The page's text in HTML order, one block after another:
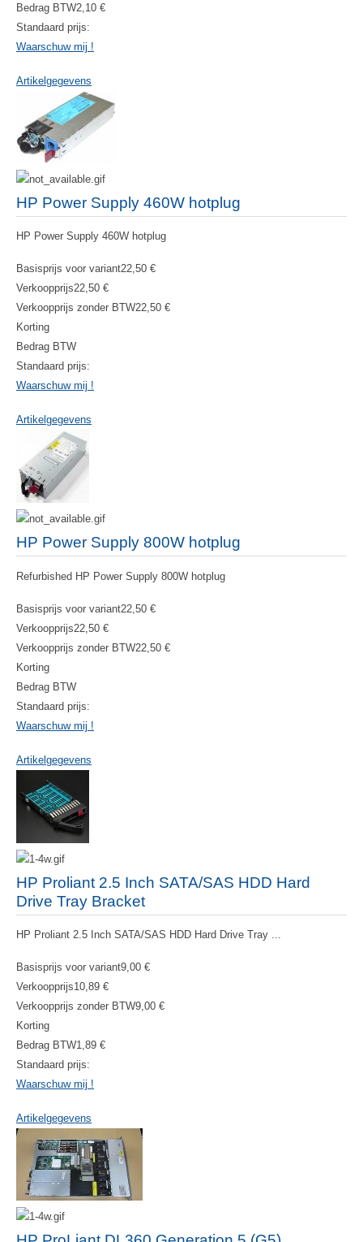
Bedrag BTW2,10 €
Standaard prijs:
Waarschuw mij !
Artikelgegevens
HP Power Supply 460W hotplug
HP Power Supply 460W hotplug
Basisprijs voor variant22,50 €
Verkoopprijs22,50 €
Verkoopprijs zonder BTW22,50 €
Korting
Bedrag BTW
Standaard prijs:
Waarschuw mij !
Artikelgegevens
HP Power Supply 800W hotplug
Refurbished HP Power Supply 800W hotplug
Basisprijs voor variant22,50 €
Verkoopprijs22,50 €
Verkoopprijs zonder BTW22,50 €
Korting
Bedrag BTW
Standaard prijs:
Waarschuw mij !
Artikelgegevens
HP Proliant 2.5 Inch SATA/SAS HDD Hard
Drive Tray Bracket
HP Proliant 2.5 Inch SATA/SAS HDD Hard Drive Tray ...
Basisprijs voor variant9,00 €
Verkoopprijs10,89 €
Verkoopprijs zonder BTW9,00 €
Korting
Bedrag BTW1,89 €
Standaard prijs:
Waarschuw mij !
Artikelgegevens